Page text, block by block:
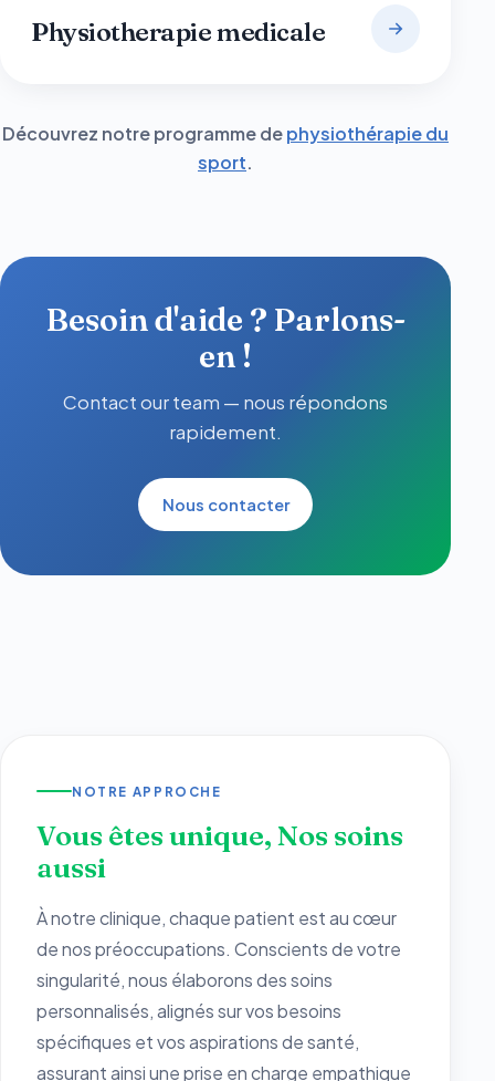
Physiotherapie medicale
Découvrez notre programme dephysiothérapie du
sport.
Besoin d'aide ? Parlons-
en !
Contact our team — nous répondons
rapidement.
Nous contacter
NOTRE APPROCHE
Vous êtes unique, Nos soins
aussi
À notre clinique, chaque patient est au cœur
de nos préoccupations. Conscients de votre
singularité, nous élaborons des soins
personnalisés, alignés sur vos besoins
spécifiques et vos aspirations de santé,
assurant ainsi une prise en charge empathique